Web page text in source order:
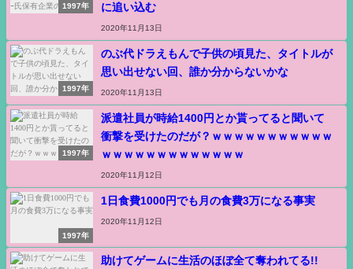
1997年
に追い込む
2020年11月13日
1997年
のぶ代ドラえもんで子供の頃見た、タイトルが
思い出せない回、誰か分からないかな
2020年11月13日
1997年
派遣社員が時給1400円とか貰ってると聞いて
衝撃を受けたのだが？ｗｗｗｗｗｗｗｗｗｗｗ
ｗｗｗｗｗｗｗｗｗｗｗｗｗ
2020年11月12日
1997年
1日食費1000円でも月の食費3万になる事実
2020年11月12日
助けてゲームに生活のほぼ全て奪われてる!!